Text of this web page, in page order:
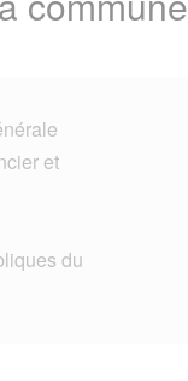
et
du